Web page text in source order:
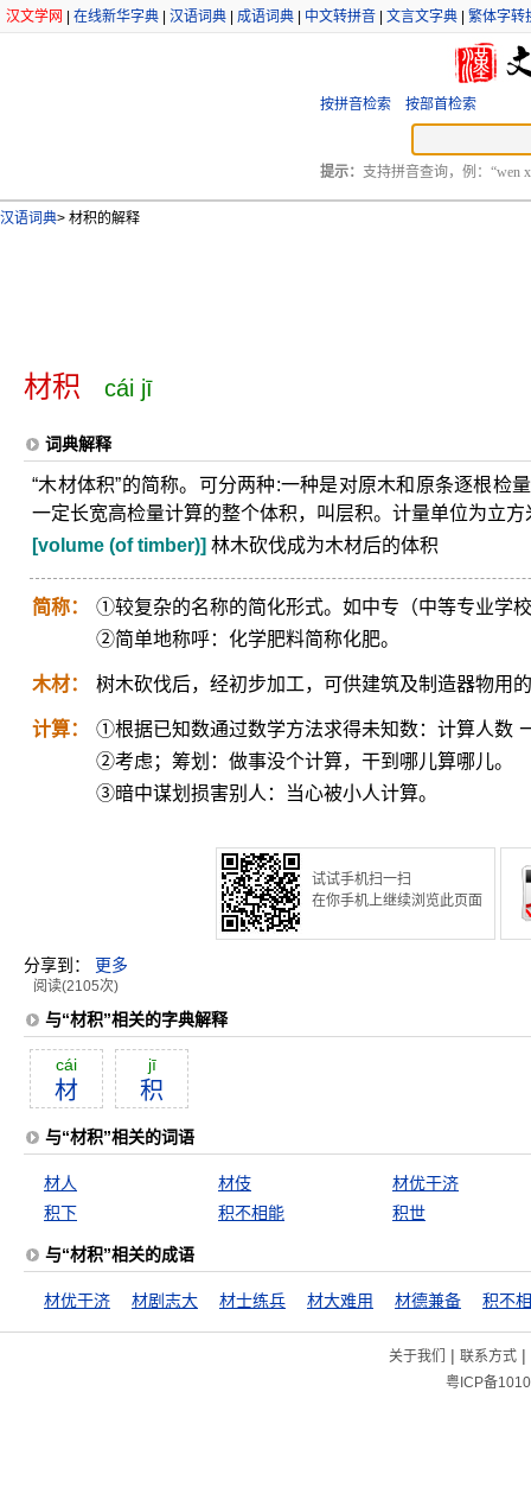
汉文学网 在线新华字典 汉语词典 成语词典 中文转拼音 文言文字典 繁体字转
按拼音检索 按部首检索
提示： 支持拼音查询，例：“wen
汉语词典> 材积的解释
材积 cái jī
词典解释
“木材体积”的简称。可分两种:一种是对原木和原条逐根检
一定长宽高检量计算的整个体积，叫层积。计量单位为立方
[volume (of timber)] 林木砍伐成为木材后的体积
简称：
①较复杂的名称的简化形式。如中专（中等专业学
②简单地称呼：化学肥料简称化肥。
木材： 树木砍伐后，经初步加工，可供建筑及制造器物用
计算：
①根据已知数通过数学方法求得未知数：计算人数
②考虑；筹划：做事没个计算，干到哪儿算哪儿。
③暗中谋划损害别人：当心被小人计算。
试试手机扫一扫
在你手机上继续浏览此页面
分享到： 更多
阅读(2105次)
与“材积”相关的字典解释
cái
材
jī
积
与“材积”相关的词语
材人 材伎
材优干济
积下
积不相能 积世
与“材积”相关的成语
材优干济 材剧志大 材士练兵 材大难用 材德兼备 积不
关于我们 | 联系方式|
粤ICP备